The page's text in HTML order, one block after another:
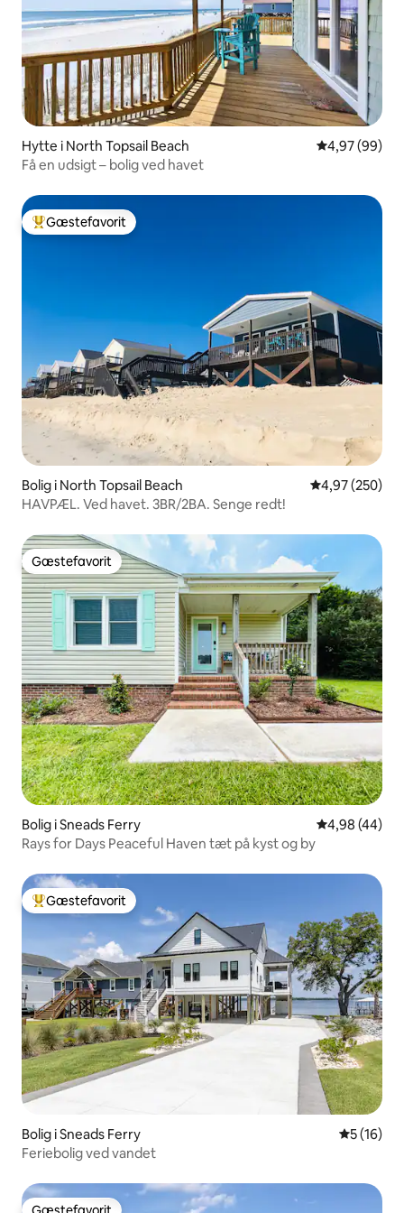
Hytte i North Topsail Beach 4,97 ud af 5 i
4,97 (99)
Få en udsigt – bolig ved havet
Bedste gæstefavorit
Gæstefavorit
Bolig i North Topsail Beach 4,97 ud af 5 i
4,97 (250)
HAVPÆL. Ved havet. 3BR/2BA. Senge redt!
Gæstefavorit
Gæstefavorit
Bolig i Sneads Ferry 4,98 ud af 5 i
4,98 (44)
Rays for Days Peaceful Haven tæt på kyst og by
Bedste gæstefavorit
Gæstefavorit
Bolig i Sneads Ferry 5 ud af 5 i
5 (16)
Feriebolig ved vandet